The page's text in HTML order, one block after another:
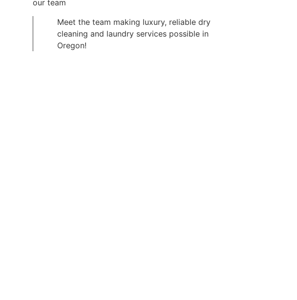
our team
Meet the team making luxury, reliable dry
cleaning and laundry services possible in
Oregon!